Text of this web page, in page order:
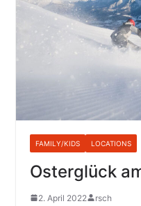
FAMILY/KIDS LOCATIONS
Osterglück
2. April 2022
rsch